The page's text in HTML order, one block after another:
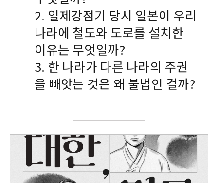
2. 일제강점기 당시 일본이 우리
나라에 철도와 도로를 설치한
이유는 무엇일까?
3. 한 나라가 다른 나라의 주권
을 빼앗는 것은 왜 불법인 걸까?